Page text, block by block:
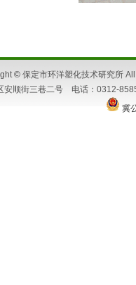
©保定市环洋塑化技术研究所
安顺街三巷二号 电话：0312-
冀